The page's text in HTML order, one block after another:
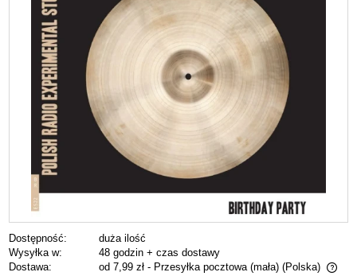
Dostępność:
duża ilość
Wysyłka w:
48 godzin + czas dostawy
Dostawa:
od 7,99 zł - Przesyłka pocztowa (mała) (Polska)